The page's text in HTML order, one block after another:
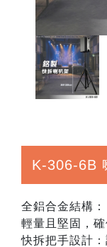
K-306-6B
全鋁合金結構：
輕量且堅固，確
快拆把手設計：